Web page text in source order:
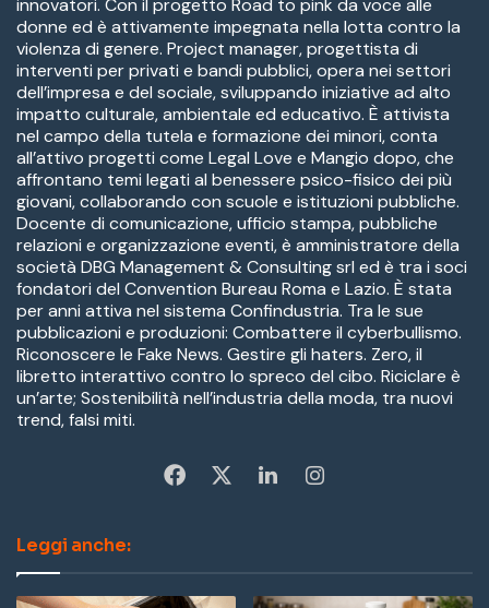
innovatori. Con il progetto Road to pink da voce alle
donne ed è attivamente impegnata nella lotta contro la
violenza di genere. Project manager, progettista di
interventi per privati e bandi pubblici, opera nei settori
dell’impresa e del sociale, sviluppando iniziative ad alto
impatto culturale, ambientale ed educativo. È attivista
nel campo della tutela e formazione dei minori, conta
all’attivo progetti come Legal Love e Mangio dopo, che
affrontano temi legati al benessere psico-fisico dei più
giovani, collaborando con scuole e istituzioni pubbliche.
Docente di comunicazione, ufficio stampa, pubbliche
relazioni e organizzazione eventi, è amministratore della
società DBG Management & Consulting srl ed è tra i soci
fondatori del Convention Bureau Roma e Lazio. È stata
per anni attiva nel sistema Confindustria. Tra le sue
pubblicazioni e produzioni: Combattere il cyberbullismo.
Riconoscere le Fake News. Gestire gli haters. Zero, il
libretto interattivo contro lo spreco del cibo. Riciclare è
un’arte; Sostenibilità nell’industria della moda, tra nuovi
trend, falsi miti.
Leggi anche: